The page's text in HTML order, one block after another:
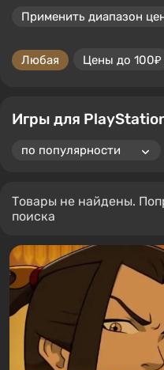
Применить диапазон
Любая Цены до 100₽
Игры для
Товары не найдены.
поиска